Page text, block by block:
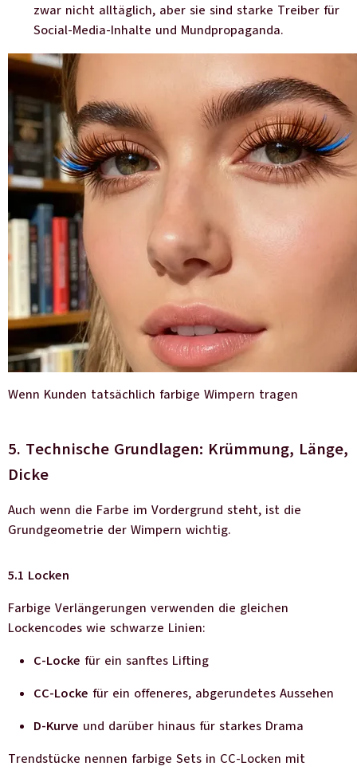
zwar nicht alltäglich, aber sie sind starke Treiber für
Social-Media-Inhalte und Mundpropaganda.
Wenn Kunden tatsächlich farbige Wimpern tragen
5. Technische Grundlagen: Krümmung, Länge,
Dicke
Auch wenn die Farbe im Vordergrund steht, ist die
Grundgeometrie der Wimpern wichtig.
5.1 Locken
Farbige Verlängerungen verwenden die gleichen
Lockencodes wie schwarze Linien:
C-Locke für ein sanftes Lifting
CC-Locke für ein offeneres, abgerundetes Aussehen
D-Kurve und darüber hinaus für starkes Drama
Trendstücke nennen farbige Sets in CC-Locken mit